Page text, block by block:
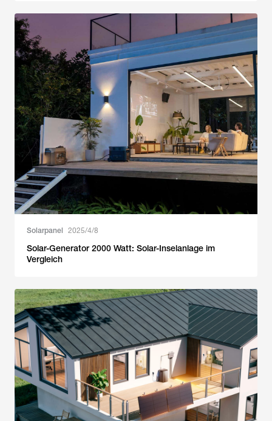
Solarpanel 2025/4/8
Solar-Generator 2000 Watt: Solar-Inselanlage im
Vergleich